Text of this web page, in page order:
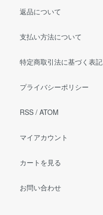
返品について
支払い方法について
特定商取引法に基づく表記
プライバシーポリシー
RSS / ATOM
マイアカウント
カートを見る
お問い合わせ